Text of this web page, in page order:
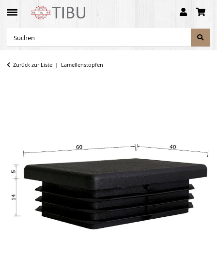
Zurück zur Liste Lamellenstopfen